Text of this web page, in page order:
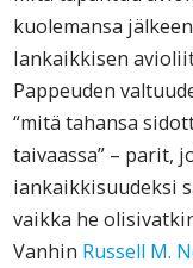
kuolemansa
Iankaikkisen
Pappeuden
“mitä tahansa
taivaassa” – parit,
iankaikkisuudeksi
vaikka he
Vanhin Russell M.